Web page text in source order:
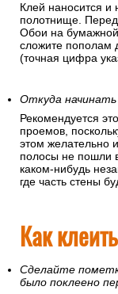
Клей наносится и
полотнище. Перед
Обои на
сложите пополам
(точная цифра
Откуда
Рекомендуется
проемов,
этом желательно
полосы не пошли
каком-нибудь
где часть стены
Как
Сделайте
было поклеено